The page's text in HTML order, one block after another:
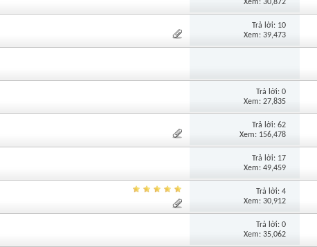
Xem: 30,872
Trả lời: 10
Xem: 39,473
Trả lời: 0
Xem: 27,835
Trả lời: 62
Xem: 156,478
Trả lời: 17
Xem: 49,459
Trả lời: 4
Xem: 30,912
Trả lời: 0
Xem: 35,062